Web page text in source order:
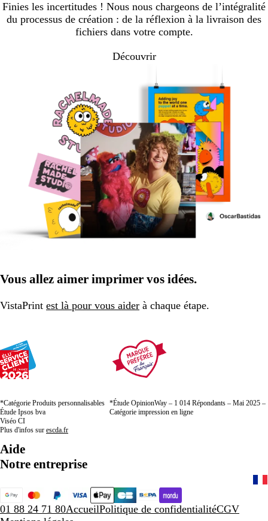
Finies les incertitudes ! Nous nous chargeons de l’intégralité
du processus de création : de la réflexion à la livraison des
fichiers dans votre compte.
Découvrir
Vous allez aimer imprimer vos idées.
VistaPrint est là pour vous aider à chaque étape.
*Catégorie Produits personnalisables
Étude Ipsos bva
Viséo CI
Plus d'infos sur escda.fr
*Étude OpinionWay – 1 014 Répondants – Mai 2025 –
Catégorie impression en ligne
Aide
Notre entreprise
01 88 24 71 80AccueilPolitique de confidentialitéCGV